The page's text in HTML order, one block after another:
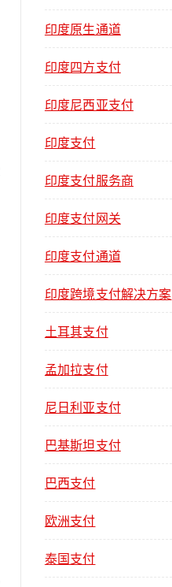
印度原生通道
印度四方支付
印度尼西亚支付
印度支付
印度支付服务商
印度支付网关
印度支付通道
印度跨境支付解决方案
土耳其支付
孟加拉支付
尼日利亚支付
巴基斯坦支付
巴西支付
欧洲支付
泰国支付